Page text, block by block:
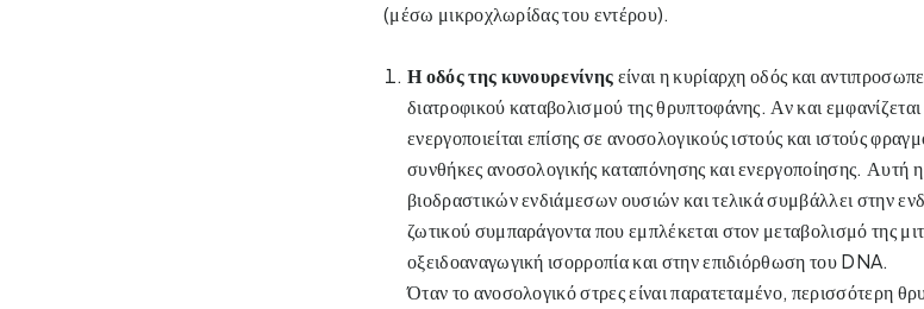
(μέσω μικροχλωρίδας του εντέρου).
Η οδός της κυνουρενίνηςείναι η κυρίαρχη οδός και
διατροφικού καταβολισμού της θρυπτοφάνης. Αν και
ενεργοποιείται επίσης σε ανοσολογικούς ιστούς και ιστούς
συνθήκες ανοσολογικής καταπόνησης και ενεργοποίησης. Αυτή η
βιοδραστικών ενδιάμεσων ουσιών και τελικά συμβάλλει στην
ζωτικού συμπαράγοντα που εμπλέκεται στον μεταβολισμό της
οξειδοαναγωγική ισορροπία και στην επιδιόρθωση του DNA.
Όταν το ανοσολογικό στρες είναι παρατεταμένο, περισσότερη